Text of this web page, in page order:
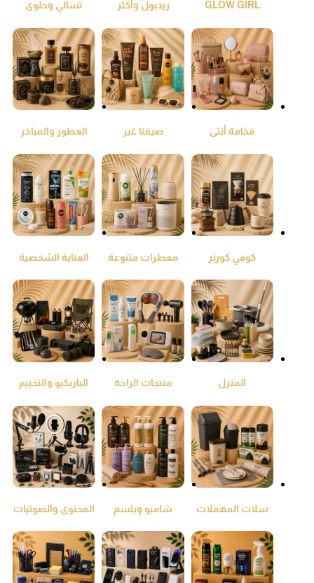
GLOW GIRL ريدبول وأكثر تسالي وحلوى
فخامة أنثى صيفنا غير
العطور والمباخر
كوفي كورنر
معطرات متنوعة
العناية الشخصية
المنزل
منتجات الراحة
الباربكيو والتخييم
سلات المهملات
شامبو وبلسم المحتوى والصوتيات